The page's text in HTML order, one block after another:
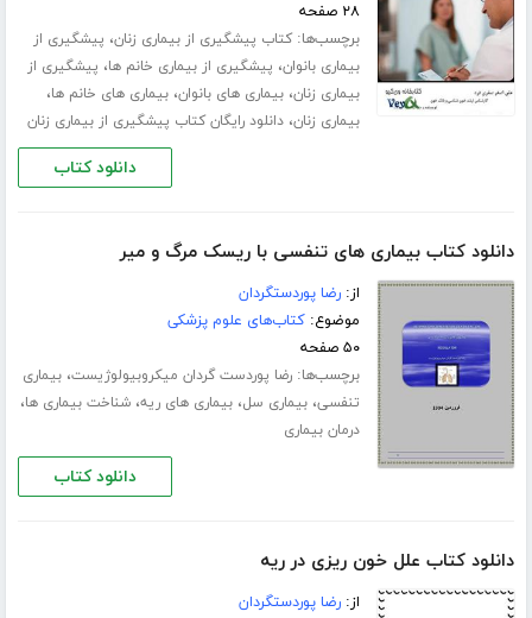
۲۸ صفحه
برچسب‌ها:کتاب پیشگیری از بیماری زنان، پیشگیری از
بیماری بانوان، پیشگیری از بیماری خانم ها، پیشگیری از
بیماری زنان،بیماری های بانوان،بیماری های خانم ها،
بیماری زنان،دانلود رایگان کتاب پیشگیری از بیماری زنان
دانلود کتاب
دانلود کتاب بیماری های تنفسی با ریسک مرگ و میر
از:رضا پوردستگردان
موضوع:کتاب‌های علوم پزشکی
۵۰ صفحه
برچسب‌ها:رضا پوردست گردان میکروبیولوژیست،بیماری
تنفسی،بیماری سل،بیماری های ریه،شناخت بیماری ها،
درمان بیماری
دانلود کتاب
دانلود کتاب علل خون ریزی در ریه
از:رضا پوردستگردان